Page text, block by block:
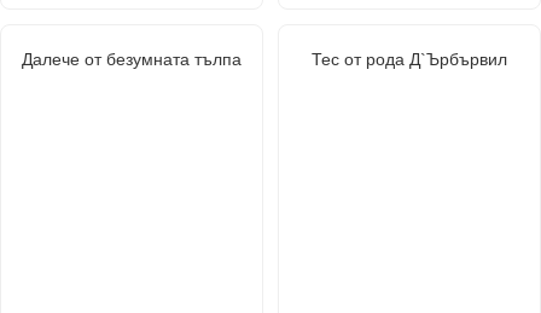
Далече от безумната тълпа Тес от рода Д`Ърбървил